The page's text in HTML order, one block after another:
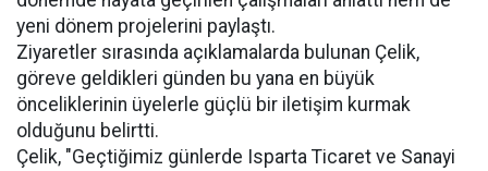
yeni dönem projelerini paylaştı.
Ziyaretler sırasında açıklamalarda bulunan Çelik,
göreve geldikleri günden bu yana en büyük
önceliklerinin üyelerle güçlü bir iletişim kurmak
olduğunu belirtti.
Çelik, "Geçtiğimiz günlerde Isparta Ticaret ve Sanayi